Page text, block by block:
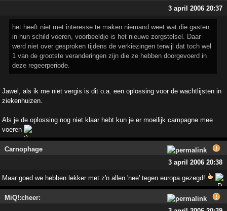
3 april 2006 20:37
het heeft niet met interesse te maken niemand weet wat die gasten
in hun schild voeren, voorbeeldje is het nieuwe zorgstelsel. Daar
werd niet over gesproken tijdens de verkiezingen terwijl dat toch wel
1 van de grootste veranderingen zijn die ze hebben doorgevoerd in
deze regeerperiode.
Jawel, als ik me niet vergis is dit o.a. een oplossing voor de wachtlijsten in
ziekenhuizen.
Als je de oplossing nog niet klaar hebt kun je er moeilijk campagne mee
voeren
Carnophage
3 april 2006 20:38
Maar goed we hebben lekker met z'n allen 'nee' tegen europa gezegd!
MiQ!:cheer: